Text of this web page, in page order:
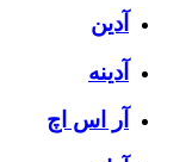
آدین
آدینه
آر اس اچ